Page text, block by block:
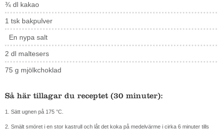
¾ dl kakao
1 tsk bakpulver
En nypa salt
2 dl maltesers
75 g mjölkchoklad
Så här tillagar du receptet (30 minuter):
1. Sätt ugnen på 175 °C.
2. Smält smöret i en stor kastrull och låt det koka på medelvärme i cirka 6 minuter tills